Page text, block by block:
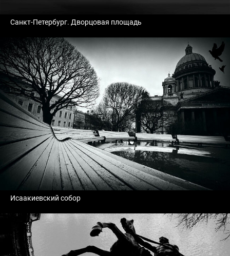
Санкт-Петербург. Дворцовая площадь
Исаакиевский собор